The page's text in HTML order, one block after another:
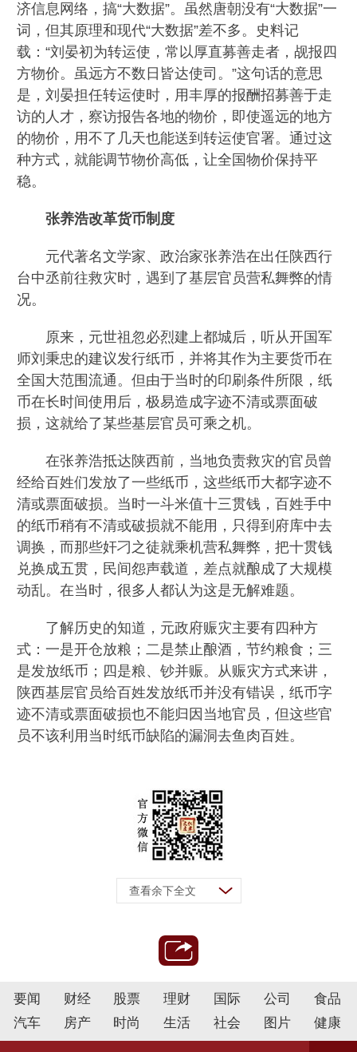
济信息网络，搞“大数据”。虽然唐朝没有“大数据”一
词，但其原理和现代“大数据”差不多。史料记
载：“刘晏初为转运使，常以厚直募善走者，觇报四
方物价。虽远方不数日皆达使司。”这句话的意思
是，刘晏担任转运使时，用丰厚的报酬招募善于走
访的人才，察访报告各地的物价，即使遥远的地方
的物价，用不了几天也能送到转运使官署。通过这
种方式，就能调节物价高低，让全国物价保持平
稳。
张养浩改革货币制度
元代著名文学家、政治家张养浩在出任陕西行
台中丞前往救灾时，遇到了基层官员营私舞弊的情
况。
原来，元世祖忽必烈建上都城后，听从开国军
师刘秉忠的建议发行纸币，并将其作为主要货币在
全国大范围流通。但由于当时的印刷条件所限，纸
币在长时间使用后，极易造成字迹不清或票面破
损，这就给了某些基层官员可乘之机。
在张养浩抵达陕西前，当地负责救灾的官员曾
经给百姓们发放了一些纸币，这些纸币大都字迹不
清或票面破损。当时一斗米值十三贯钱，百姓手中
的纸币稍有不清或破损就不能用，只得到府库中去
调换，而那些奸刁之徒就乘机营私舞弊，把十贯钱
兑换成五贯，民间怨声载道，差点就酿成了大规模
动乱。在当时，很多人都认为这是无解难题。
了解历史的知道，元政府赈灾主要有四种方
式：一是开仓放粮；二是禁止酿酒，节约粮食；三
是发放纸币；四是粮、钞并赈。从赈灾方式来讲，
陕西基层官员给百姓发放纸币并没有错误，纸币字
迹不清或票面破损也不能归因当地官员，但这些官
员不该利用当时纸币缺陷的漏洞去鱼肉百姓。
查看余下全文
要闻 财经 股票 理财 国际 公司
食品
汽车
房产 时尚 生活 社会 图片 健康